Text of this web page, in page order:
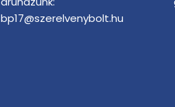
bp17@szerelvenybolt.hu